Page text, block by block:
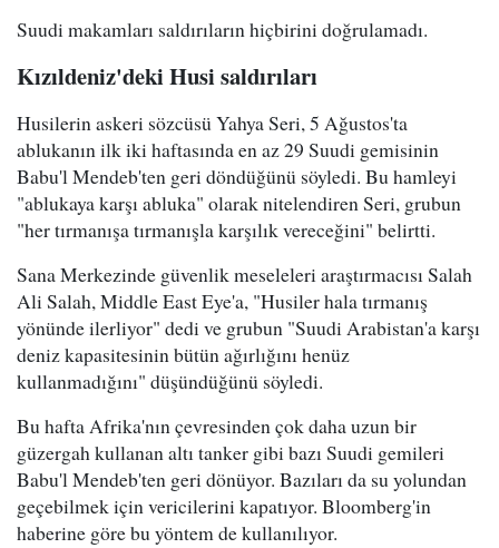
Suudi makamları saldırıların hiçbirini doğrulamadı.
Kızıldeniz'deki Husi saldırıları
Husilerin askeri sözcüsü Yahya Seri, 5 Ağustos'ta
ablukanın ilk iki haftasında en az 29 Suudi gemisinin
Babu'l Mendeb'ten geri döndüğünü söyledi. Bu hamleyi
"ablukaya karşı abluka" olarak nitelendiren Seri, grubun
"her tırmanışa tırmanışla karşılık vereceğini" belirtti.
Sana Merkezinde güvenlik meseleleri araştırmacısı Salah
Ali Salah, Middle East Eye'a, "Husiler hala tırmanış
yönünde ilerliyor" dedi ve grubun "Suudi Arabistan'a karşı
deniz kapasitesinin bütün ağırlığını henüz
kullanmadığını" düşündüğünü söyledi.
Bu hafta Afrika'nın çevresinden çok daha uzun bir
güzergah kullanan altı tanker gibi bazı Suudi gemileri
Babu'l Mendeb'ten geri dönüyor. Bazıları da su yolundan
geçebilmek için vericilerini kapatıyor. Bloomberg'in
haberine göre bu yöntem de kullanılıyor.